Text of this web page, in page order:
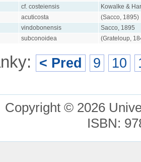
cf. costeiensis
Kowalke &
acuticosta
(Sacco, 1895)
vindobonensis
Sacco, 1895
subconoidea (Grateloup,
< Pred 9 10
Copyright © 2026
ISBN: